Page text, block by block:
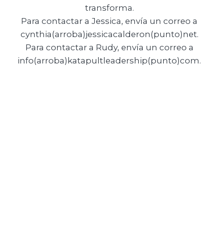
transforma.
Para contactar a Jessica, envía un correo a
cynthia(arroba)jessicacalderon(punto)net.
Para contactar a Rudy, envía un correo a
info(arroba)katapultleadership(punto)com.